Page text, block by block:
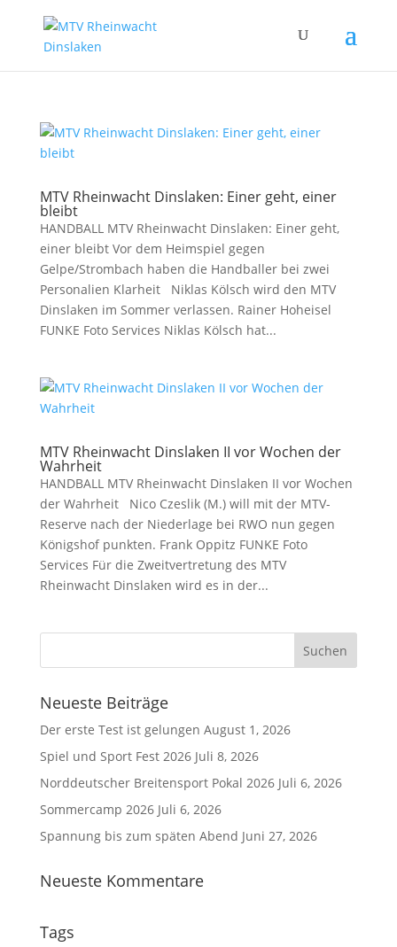
MTV Rheinwacht Dinslaken: Einer geht, einer
bleibt
HANDBALL MTV Rheinwacht Dinslaken: Einer geht,
einer bleibt Vor dem Heimspiel gegen
Gelpe/Strombach haben die Handballer bei zwei
Personalien Klarheit Niklas Kölsch wird den MTV
Dinslaken im Sommer verlassen. Rainer Hoheisel
FUNKE Foto Services Niklas Kölsch hat...
MTV Rheinwacht Dinslaken II vor Wochen der
Wahrheit
HANDBALL MTV Rheinwacht Dinslaken II vor Wochen
der Wahrheit Nico Czeslik (M.) will mit der MTV-
Reserve nach der Niederlage bei RWO nun gegen
Königshof punkten. Frank Oppitz FUNKE Foto
Services Für die Zweitvertretung des MTV
Rheinwacht Dinslaken wird es in der...
Neueste Beiträge
Der erste Test ist gelungen August 1, 2026
Spiel und Sport Fest 2026 Juli 8, 2026
Norddeutscher Breitensport Pokal 2026 Juli 6, 2026
Sommercamp 2026 Juli 6, 2026
Spannung bis zum späten Abend Juni 27, 2026
Neueste Kommentare
Tags